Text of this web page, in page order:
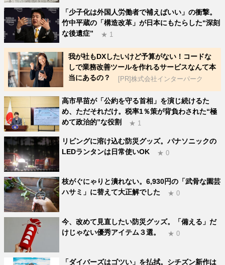
「少子化は外国人労働者で補えばいい」の衝撃。
竹中平蔵の「構造改革」が日本にもたらした“深刻
な後遺症”
★ 1
我が社もDXしたいけど予算がない！コードな
しで業務改善ツールを作れるサービスなんて本
当にあるの？
[PR]株式会社インターパーク
高市早苗が「公約を守る首相」を演じ続けるた
め、ただそれだけ。税率1％策が背負わされた“極
めて政治的”な役割
★ 1
リビングに溶け込む防災グッズ。パナソニックの
LEDランタンは日常使いOK
★ 0
枝がぐにゃりと潰れない。6,930円の「武骨な園芸
ハサミ」に替えて大正解でした
★ 0
今、改めて見直したい防災グッズ。「備える」だ
けじゃない優秀アイテム３選。
★ 0
「ダイバーズはゴツい」を払拭。シチズン新作は